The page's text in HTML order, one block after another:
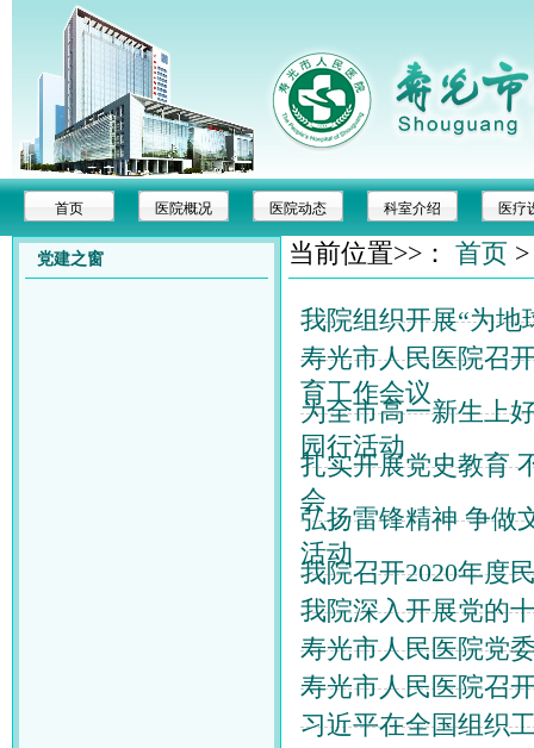
首页 医院概况 医院动态 科室介绍 医疗
党建之窗 当前位置>>： 首页
我院组织开展“为地
寿光市人民医院召
育工作会议
为全市高一新生上
园行活动
扎实开展党史教育
会
弘扬雷锋精神 争做
活动
我院召开2020年度
我院深入开展党的
寿光市人民医院党
寿光市人民医院召
习近平在全国组织